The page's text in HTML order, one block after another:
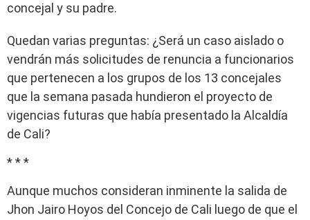
concejal y su padre.
Quedan varias preguntas: ¿Será un caso aislado o
vendrán más solicitudes de renuncia a funcionarios
que pertenecen a los grupos de los 13 concejales
que la semana pasada hundieron el proyecto de
vigencias futuras que había presentado la Alcaldía
de Cali?
* * *
Aunque muchos consideran inminente la salida de
Jhon Jairo Hoyos del Concejo de Cali luego de que el